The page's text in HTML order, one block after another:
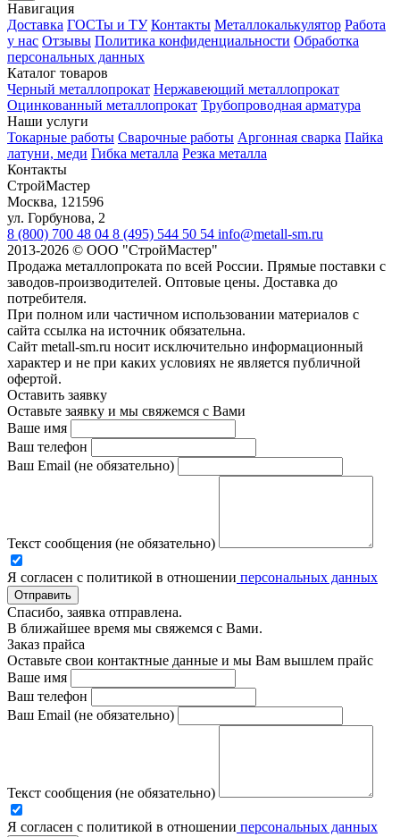
Навигация
Доставка ГОСТы и ТУ Контакты Металлокалькулятор Работа
у нас Отзывы Политика конфиденциальности Обработка
персональных данных
Каталог товаров
Черный металлопрокат Нержавеющий металлопрокат
Оцинкованный металлопрокат Трубопроводная арматура
Наши услуги
Токарные работы Сварочные работы Аргонная сварка Пайка
латуни, меди Гибка металла Резка металла
Контакты
СтройМастер
Москва, 121596
ул. Горбунова, 2
8 (800) 700 48 04 8 (495) 544 50 54 info@metall-sm.ru
2013-2026 © ООО "СтройМастер"
Продажа металлопроката по всей России. Прямые поставки с
заводов-производителей. Оптовые цены. Доставка до
потребителя.
При полном или частичном использовании материалов с
сайта ссылка на источник обязательна.
Сайт metall-sm.ru носит исключительно информационный
характер и не при каких условиях не является публичной
офертой.
Оставить заявку
Оставьте заявку и мы свяжемся с Вами
Ваше имя
Ваш телефон
Ваш Email (не обязательно)
Текст сообщения (не обязательно)
Я согласен с политикой в отношении персональных данных
Отправить
Спасибо, заявка отправлена.
В ближайшее время мы свяжемся с Вами.
Заказ прайса
Оставьте свои контактные данные и мы Вам вышлем прайс
Ваше имя
Ваш телефон
Ваш Email (не обязательно)
Текст сообщения (не обязательно)
Я согласен с политикой в отношении персональных данных